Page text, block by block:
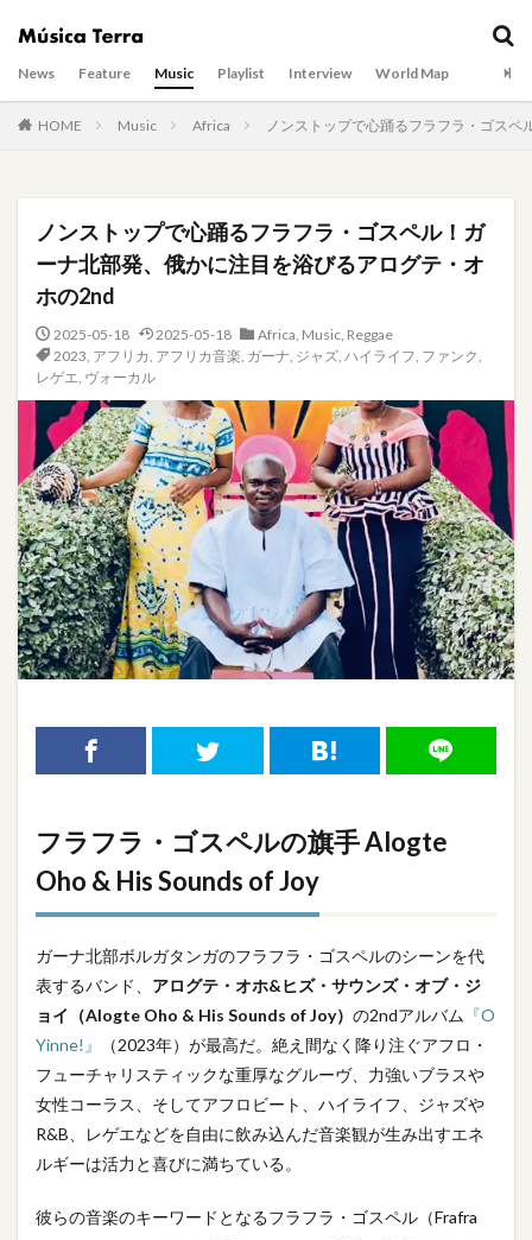
News Feature Music Playlist Interview World Map
HOME Music Africa ノンストップで心踊るフラフラ・ゴス
ノンストップで心踊るフラフラ・ゴスペル！ガ
ーナ北部発、俄かに注目を浴びるアログテ・オ
ホの2nd
2025-05-18 2025-05-18 Africa, Music, Reggae
2023, アフリカ, アフリカ音楽, ガーナ, ジャズ, ハイライフ, ファンク,
レゲエ, ヴォーカル
フラフラ・ゴスペルの旗手 Alogte
Oho & His Sounds of Joy
ガーナ北部ボルガタンガのフラフラ・ゴスペルのシーンを代
表するバンド、 アログテ・オホ&ヒズ・サウンズ・オブ・ジ
ョイ（Alogte Oho & His Sounds of Joy） の2ndアルバム 『O
Yinne!』
（2023年）が最高だ。絶え間なく降り注ぐアフロ・
フューチャリスティックな重厚なグルーヴ、力強いブラスや
女性コーラス、そしてアフロビート、ハイライフ、ジャズや
R&B、レゲエなどを自由に飲み込んだ音楽観が生み出すエネ
ルギーは活力と喜びに満ちている。
彼らの音楽のキーワードとなるフラフラ・ゴスペル（Frafra